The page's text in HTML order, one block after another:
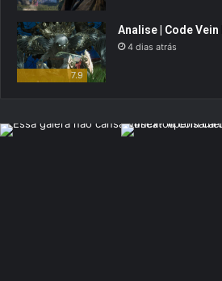
7.9
Analise | Code Vein II
4 dias atrás